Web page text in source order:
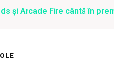
şi Arcade Fire cântă în